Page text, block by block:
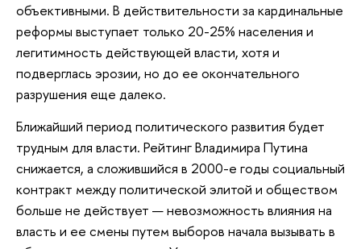
объективными. В действительности за кардинальные
реформы выступает только 20-25% населения и
легитимность действующей власти, хотя и
подверглась эрозии, но до ее окончательного
разрушения еще далеко.
Ближайший период политического развития будет
трудным для власти. Рейтинг Владимира Путина
снижается, а сложившийся в 2000-е годы социальный
контракт между политической элитой и обществом
больше не действует — невозможность влияния на
власть и ее смены путем выборов начала вызывать в